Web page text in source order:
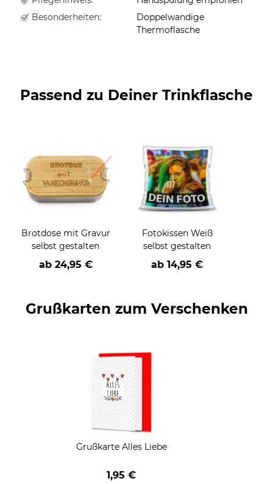
Besonderheiten:
Doppelwandige
Thermoflasche
Passend zu Deiner Trinkflasche
Brotdose mit Gravur
selbst gestalten
ab 24,95 €
Fotokissen Weiß
selbst gestalten
ab 14,95 €
Grußkarten zum Verschenken
Grußkarte Alles Liebe
1,95 €